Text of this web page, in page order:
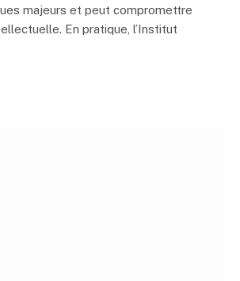
majeurs et peut compromettre
En pratique, l’Institut